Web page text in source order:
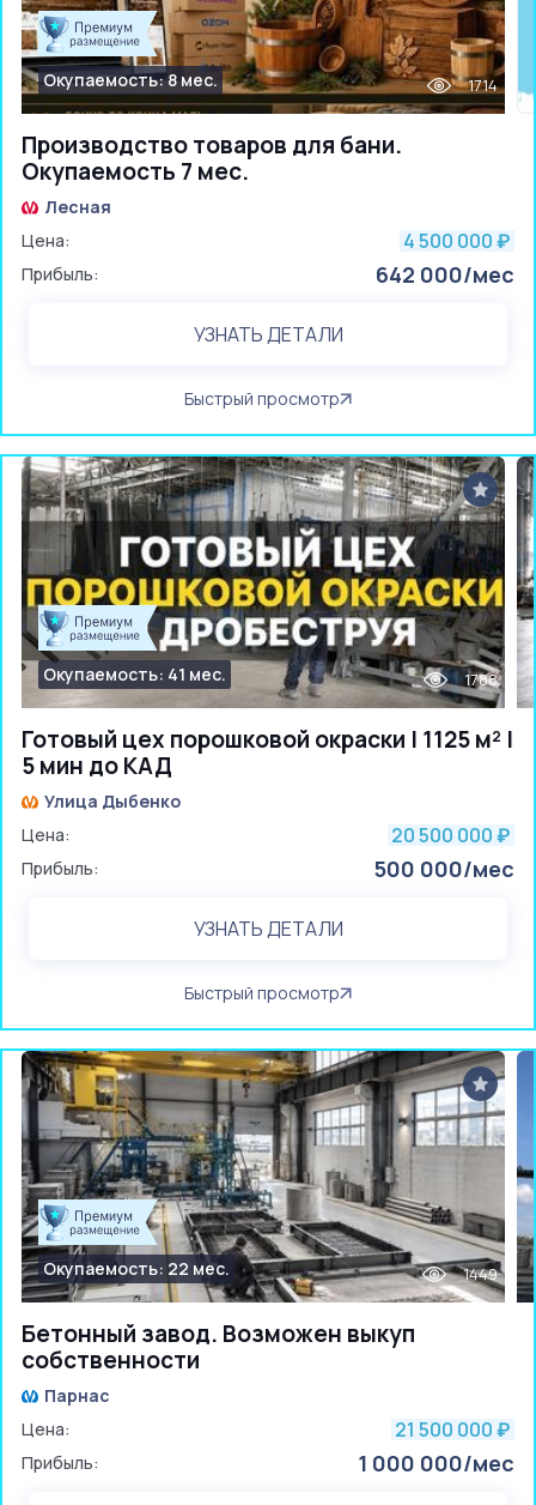
Производство товаров для бани.
Окупаемость 7 мес.
Окупаемость: 8 мес. 1714
Лесная
Цена:
4 500 000 ₽
Прибыль: 642 000/мес
УЗНАТЬ ДЕТАЛИ
Быстрый просмотр
Готовый цех порошковой окраски | 1125 м² |
5 мин до КАД
Окупаемость: 41 мес. 1788
Улица Дыбенко
Цена:
20 500 000 ₽
Прибыль: 500 000/мес
УЗНАТЬ ДЕТАЛИ
Быстрый просмотр
Бетонный завод. Возможен выкуп
собственности
Окупаемость: 22 мес. 1449
Парнас
Цена:
21 500 000 ₽
Прибыль: 1 000 000/мес